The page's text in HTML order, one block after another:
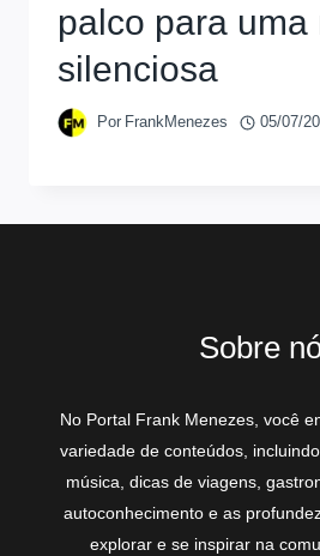
palco para uma
silenciosa
Por FrankMenezes 05/07/
Sobre
No Portal Frank Menezes, você
variedade de conteúdos,
música, dicas de viagens,
autoconhecimento e as
explorar e se inspirar na